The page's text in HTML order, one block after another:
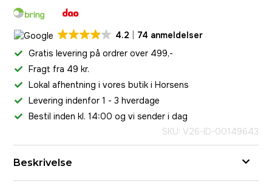
4.2
74 anmeldelser
Gratis levering på ordrer over 499,-
Fragt fra 49 kr.
Lokal afhentning i vores butik i Horsens
Levering indenfor 1 - 3 hverdage
Bestil inden kl. 14:00 og vi sender i dag
SKU: V26-ID-00149643
Beskrivelse